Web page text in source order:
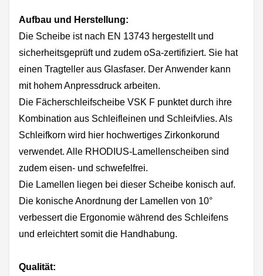
Aufbau und Herstellung:
Die Scheibe ist nach EN 13743 hergestellt und
sicherheitsgeprüft und zudem oSa-zertifiziert. Sie hat
einen Tragteller aus Glasfaser. Der Anwender kann
mit hohem Anpressdruck arbeiten.
Die Fächerschleifscheibe VSK F punktet durch ihre
Kombination aus Schleifleinen und Schleifvlies. Als
Schleifkorn wird hier hochwertiges Zirkonkorund
verwendet. Alle RHODIUS-Lamellenscheiben sind
zudem eisen- und schwefelfrei.
Die Lamellen liegen bei dieser Scheibe konisch auf.
Die konische Anordnung der Lamellen von 10°
verbessert die Ergonomie während des Schleifens
und erleichtert somit die Handhabung.
Qualität: